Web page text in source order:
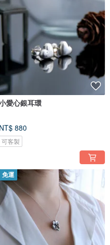
愛心銀耳環
NT$ 880
可客製
免運